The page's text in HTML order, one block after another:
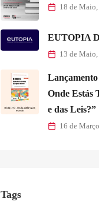
18 de
EUTOPIA
13 de
Onde Estás
e das Leis?”
16 de
Tags